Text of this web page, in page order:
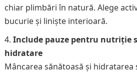
chiar plimbări în natură. Alege
bucurie și liniște interioară.
Include pauze pentru nutriție
hidratare
Mâncarea sănătoasă și